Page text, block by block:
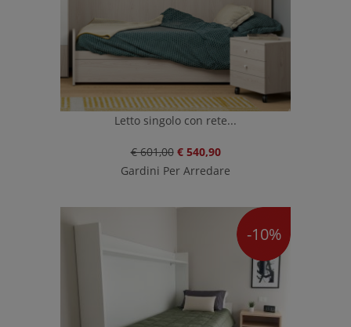
Letto singolo con rete...
€ 601,00 € 540,90
Gardini Per Arredare
-10%